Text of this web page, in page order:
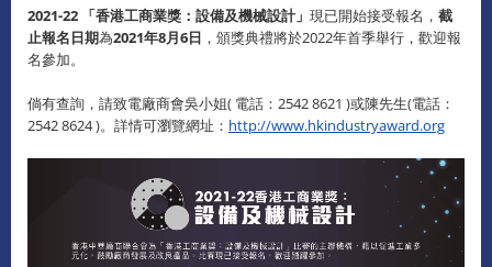
2021-22 「香港工商業獎：設備及機械設計」 現已開始接受報名， 截
止報名日期為2021年8月6日 ，頒獎典禮將於2022年首季舉行，歡迎報
名參加。
倘有查詢，請致電廠商會吳小姐( 電話：2542 8621 )或陳先生(電話：
2542 8624 )。詳情可瀏覽網址： http://www.hkindustryaward.org